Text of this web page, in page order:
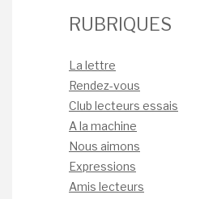
RUBRIQUES
La lettre
Rendez-vous
Club lecteurs essais
A la machine
Nous aimons
Expressions
Amis lecteurs